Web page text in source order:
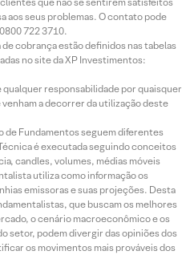
aos seus problemas. O contato pode
722 3710.
cobrança estão definidos nas tabelas
no site da XP Investimentos:
qualquer responsabilidade por quaisquer
a decorrer da utilização deste
de Fundamentos seguem diferentes
é executada seguindo conceitos
candles, volumes, médias móveis
utiliza como informação os
emissoras e suas projeções. Desta
que buscam os melhores
o cenário macroeconômico e os
setor, podem divergir das opiniões dos
os movimentos mais prováveis dos